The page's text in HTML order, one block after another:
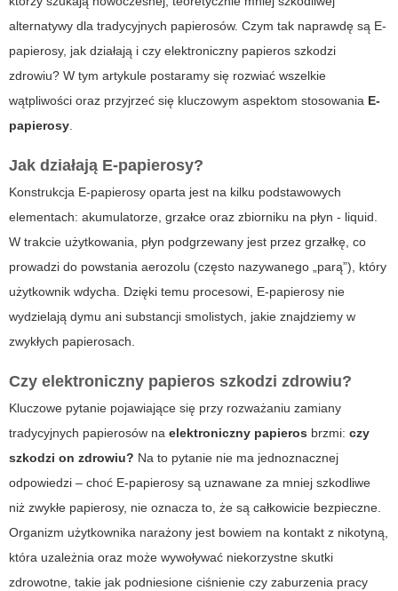
alternatywy dla tradycyjnych papierosów. Czym tak naprawdę są E-
papierosy, jak działają i czy elektroniczny papieros szkodzi
zdrowiu? W tym artykule postaramy się rozwiać wszelkie
wątpliwości oraz przyjrzeć się kluczowym aspektom stosowania E-
papierosy.
Jak działają E-papierosy?
Konstrukcja E-papierosy oparta jest na kilku podstawowych
elementach: akumulatorze, grzałce oraz zbiorniku na płyn - liquid.
W trakcie użytkowania, płyn podgrzewany jest przez grzałkę, co
prowadzi do powstania aerozolu (często nazywanego „parą”), który
użytkownik wdycha. Dzięki temu procesowi, E-papierosy nie
wydzielają dymu ani substancji smolistych, jakie znajdziemy w
zwykłych papierosach.
Czy elektroniczny papieros szkodzi zdrowiu?
Kluczowe pytanie pojawiające się przy rozważaniu zamiany
tradycyjnych papierosów na elektroniczny papieros brzmi: czy
szkodzi on zdrowiu? Na to pytanie nie ma jednoznacznej
odpowiedzi – choć E-papierosy są uznawane za mniej szkodliwe
niż zwykłe papierosy, nie oznacza to, że są całkowicie bezpieczne.
Organizm użytkownika narażony jest bowiem na kontakt z nikotyną,
która uzależnia oraz może wywoływać niekorzystne skutki
zdrowotne, takie jak podniesione ciśnienie czy zaburzenia pracy